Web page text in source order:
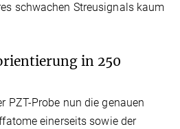
schwachen Streusignals kaum
in 250
PZT-Probe nun die genauen
einerseits sowie der